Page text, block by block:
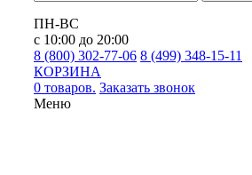
ПН-ВС
с 10:00 до 20:00
8 (800) 302-77-06 8 (499) 348-15-11
КОРЗИНА
0 товаров. Заказать звонок
Меню